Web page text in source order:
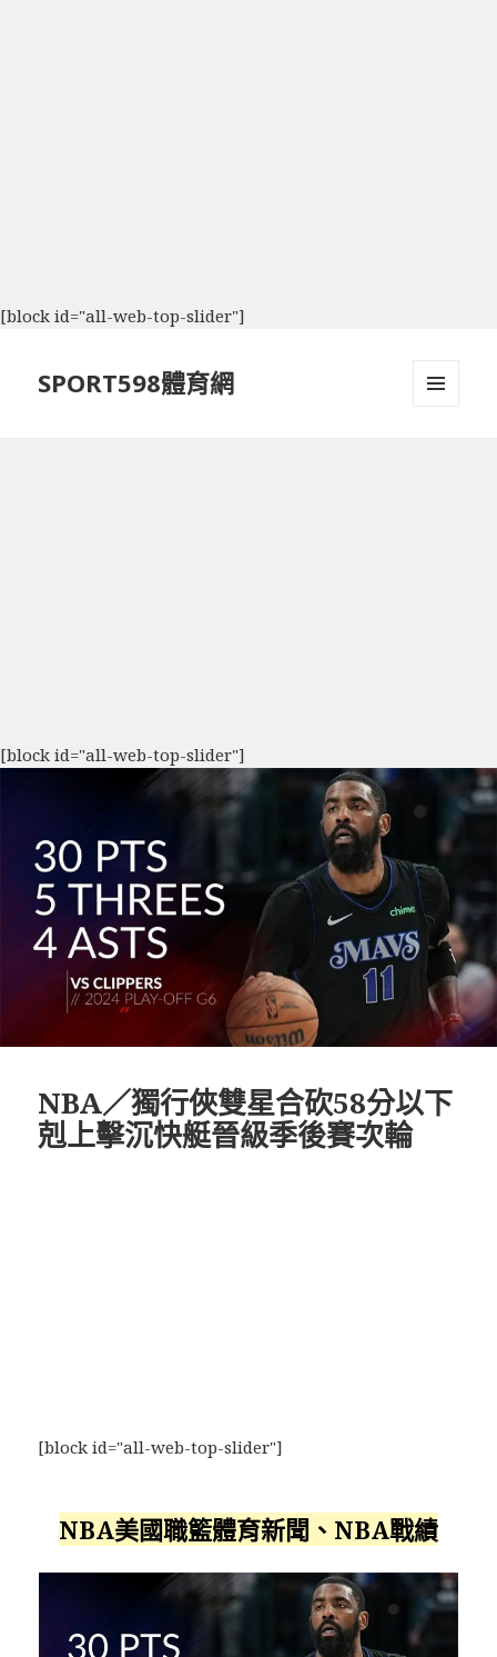
[block id="all-web-top-slider"]
SPORT598體育網
[block id="all-web-top-slider"]
NBA／獨行俠雙星合砍58分以下
剋上擊沉快艇晉級季後賽次輪
[block id="all-web-top-slider"]
NBA美國職籃體育新聞、NBA戰績